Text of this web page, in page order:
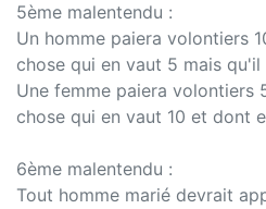
5ème malentendu :
Un homme paiera volontiers
chose qui en vaut 5 mais
Une femme paiera volontiers
chose qui en vaut 10 et dont
6ème malentendu :
Tout homme marié devrait